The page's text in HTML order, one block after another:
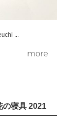
...
more
寝具 2021